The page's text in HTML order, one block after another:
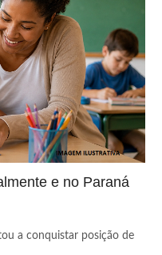
e no Paraná
a conquistar posição de